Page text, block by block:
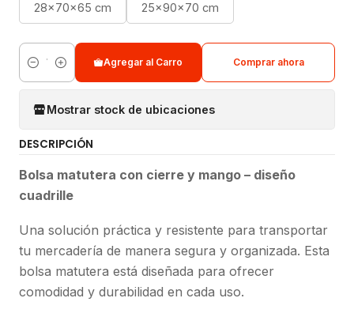
28x70x65 cm 25x90x70 cm
Cantidad
Agregar al Carro Comprar ahora
Mostrar stock de ubicaciones
DESCRIPCIÓN
Bolsa matutera con cierre y mango – diseño
cuadrille
Una solución práctica y resistente para transportar
tu mercadería de manera segura y organizada. Esta
bolsa matutera está diseñada para ofrecer
comodidad y durabilidad en cada uso.